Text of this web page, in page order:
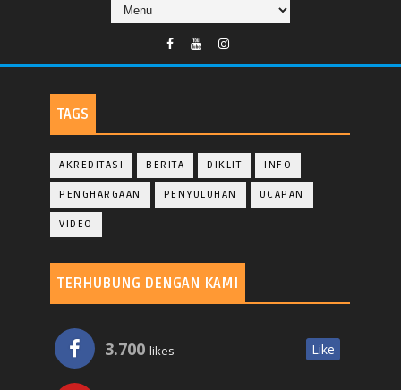
TAGS
AKREDITASI BERITA DIKLIT INFO
PENGHARGAAN PENYULUHAN UCAPAN
VIDEO
TERHUBUNG DENGAN KAMI
3.700 likes Like